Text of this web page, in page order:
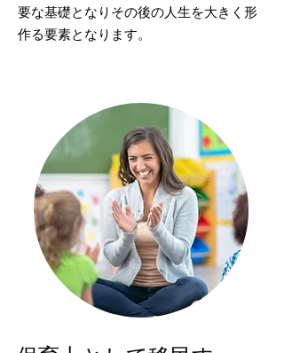
要な基礎となりその後の人生を大きく形
作る要素となります。